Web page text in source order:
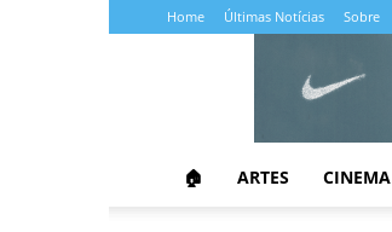
Home Últimas Notícias Sobre
🏠 ARTES CINEMA